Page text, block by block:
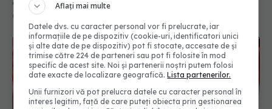
Aflați mai multe
Datele dvs. cu caracter personal vor fi prelucrate, iar
informațiile de pe dispozitiv (cookie-uri, identificatori unici
și alte date de pe dispozitiv) pot fi stocate, accesate de și
trimise către 224 de parteneri sau pot fi folosite în mod
specific de acest site. Noi și partenerii noștri putem folosi
date exacte de localizare geografică.Lista partenerilor.
Unii furnizori vă pot prelucra datele cu caracter personal în
interes legitim, față de care puteți obiecta prin gestionarea